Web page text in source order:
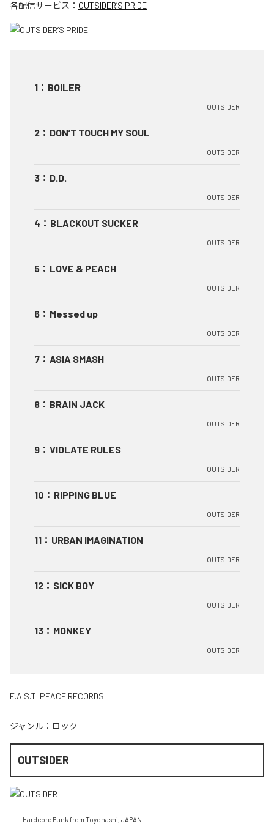
各配信サービス： OUTSIDER’S PRIDE
1 ： BOILER
OUTSIDER
2 ： DON’T TOUCH MY SOUL
OUTSIDER
3 ： D.D.
OUTSIDER
4 ： BLACKOUT SUCKER
OUTSIDER
5 ： LOVE & PEACH
OUTSIDER
6 ： Messed up
OUTSIDER
7 ： ASIA SMASH
OUTSIDER
8 ： BRAIN JACK
OUTSIDER
9 ： VIOLATE RULES
OUTSIDER
10 ： RIPPING BLUE
OUTSIDER
11 ： URBAN IMAGINATION
OUTSIDER
12 ： SICK BOY
OUTSIDER
13 ： MONKEY
OUTSIDER
E.A.S.T. PEACE RECORDS
ジャンル： ロック
OUTSIDER
Hardcore Punk from Toyohashi, JAPAN